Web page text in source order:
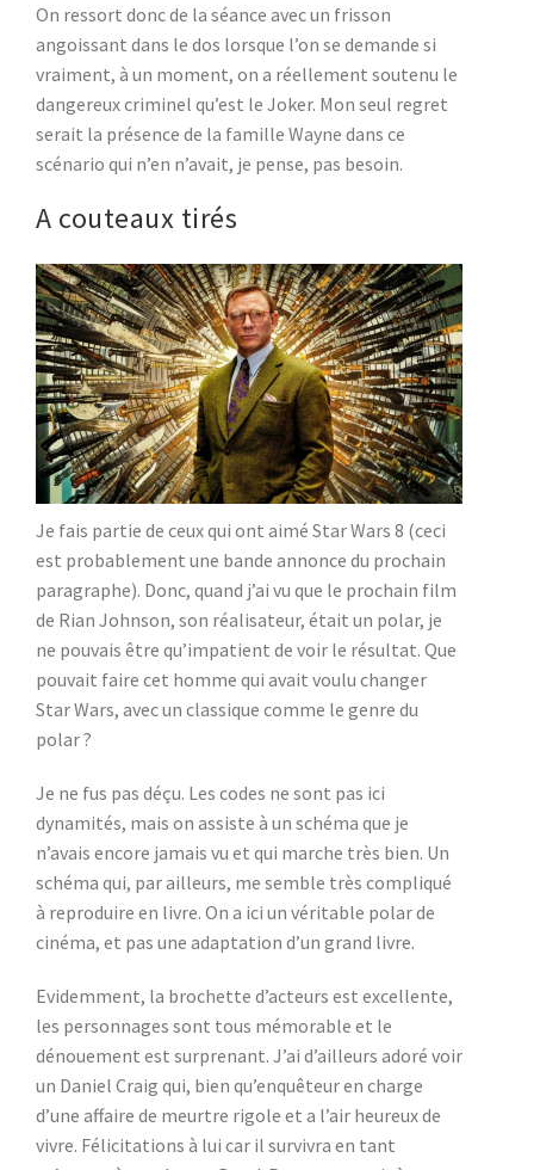
On ressort donc de la séance avec un frisson
angoissant dans le dos lorsque l’on se demande si
vraiment, à un moment, on a réellement soutenu le
dangereux criminel qu’est le Joker. Mon seul regret
serait la présence de la famille Wayne dans ce
scénario qui n’en n’avait, je pense, pas besoin.
A couteaux tirés
Je fais partie de ceux qui ont aimé Star Wars 8 (ceci
est probablement une bande annonce du prochain
paragraphe). Donc, quand j’ai vu que le prochain film
de Rian Johnson, son réalisateur, était un polar, je
ne pouvais être qu’impatient de voir le résultat. Que
pouvait faire cet homme qui avait voulu changer
Star Wars, avec un classique comme le genre du
polar ?
Je ne fus pas déçu. Les codes ne sont pas ici
dynamités, mais on assiste à un schéma que je
n’avais encore jamais vu et qui marche très bien. Un
schéma qui, par ailleurs, me semble très compliqué
à reproduire en livre. On a ici un véritable polar de
cinéma, et pas une adaptation d’un grand livre.
Evidemment, la brochette d’acteurs est excellente,
les personnages sont tous mémorable et le
dénouement est surprenant. J’ai d’ailleurs adoré voir
un Daniel Craig qui, bien qu’enquêteur en charge
d’une affaire de meurtre rigole et a l’air heureux de
vivre. Félicitations à lui car il survivra en tant